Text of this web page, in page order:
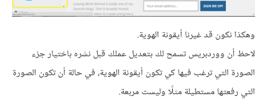
وهكذا نكون قد غيرنا أيقونة الهوية.
لاحظ أن ووردبريس تسمح لك بتعديل عملك قبل نشره باختيار جزء
الصورة التي ترغب فيها كي تكون أيقونة الهوية، في حالة أن تكون الصورة
التي رفعتها مستطيلة مثلًا وليست مربعة.